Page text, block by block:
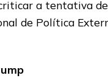
a tentativa
de Política